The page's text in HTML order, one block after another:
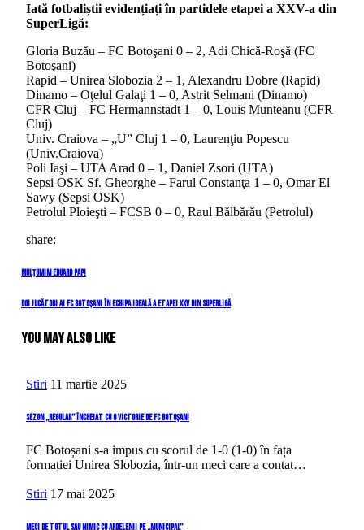
Iată fotbaliștii evidențiați în partidele etapei a XXV-a din
SuperLigă:
Gloria Buzău – FC Botoşani 0 – 2, Adi Chică-Roşă (FC
Botoşani)
Rapid – Unirea Slobozia 2 – 1, Alexandru Dobre (Rapid)
Dinamo – Oţelul Galaţi 1 – 0, Astrit Selmani (Dinamo)
CFR Cluj – FC Hermannstadt 1 – 0, Louis Munteanu (CFR
Cluj)
Univ. Craiova – „U” Cluj 1 – 0, Laurenţiu Popescu
(Univ.Craiova)
Poli Iaşi – UTA Arad 0 – 1, Daniel Zsori (UTA)
Sepsi OSK Sf. Gheorghe – Farul Constanţa 1 – 0, Omar El
Sawy (Sepsi OSK)
Petrolul Ploieşti – FCSB 0 – 0, Raul Bălbărău (Petrolul)
share:
Navigare
în
Previous
Mulțumim Eduard Pap!
Next
Doi jucători ai FC Botoșani în echipa ideală a etapei XXV din SuperLigă
You May Also Like
Stiri 11 martie 2025
Sezon „regular” încheiat cu o victorie de FC Botoșani
FC Botoșani s-a impus cu scorul de 1-0 (1-0) în fața
formației Unirea Slobozia, într-un meci care a contat…
Stiri 17 mai 2025
Meci de totul sau nimic cu ardelenii pe „Municipal”